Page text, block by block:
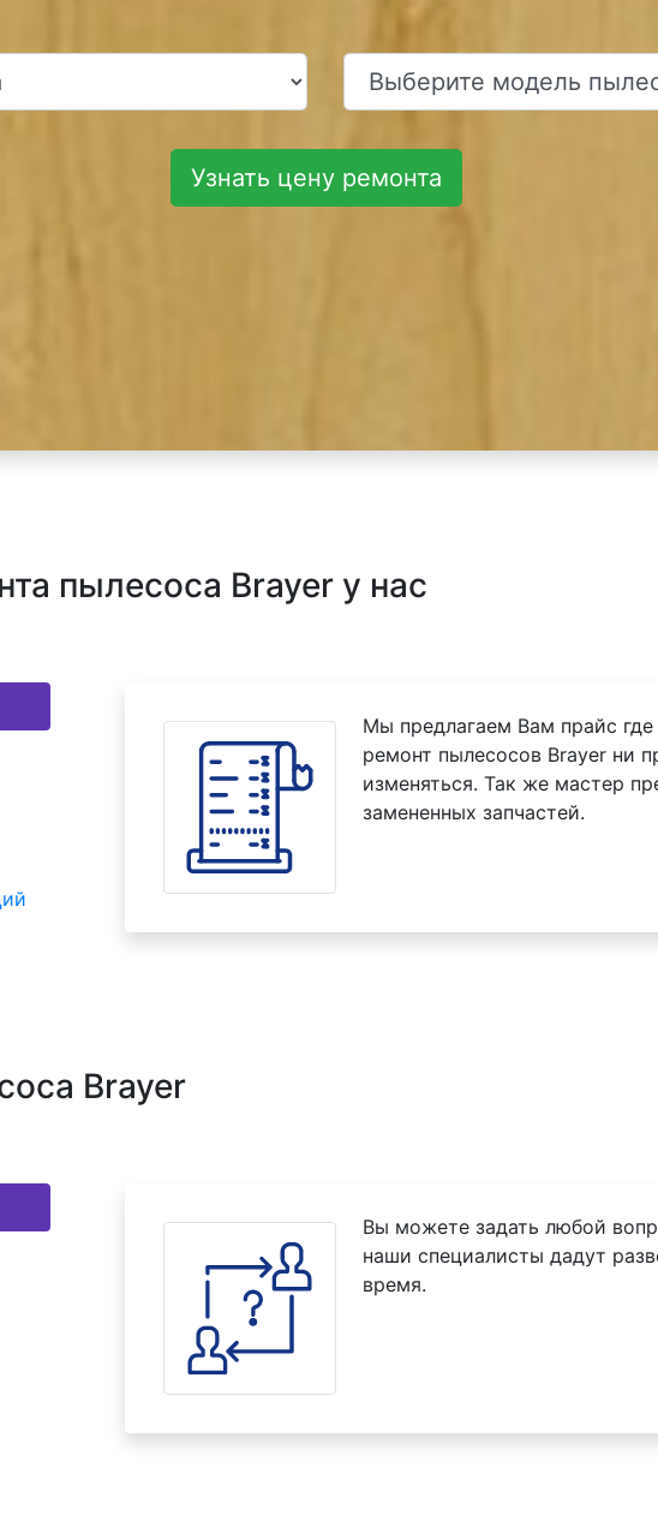
Узнать цену ремонта
пылесоса Brayer у нас
Мы предлагаем Вам прайс
ремонт пылесосов Brayer ни
изменяться. Так же мастер
замененных запчастей.
Brayer
Вы можете задать любой
наши специалисты дадут
время.